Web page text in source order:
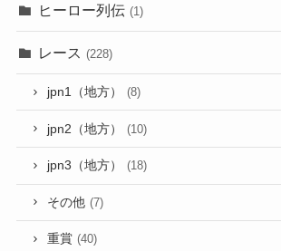
ヒーロー列伝 (1)
レース (228)
jpn1（地方） (8)
jpn2（地方） (10)
jpn3（地方） (18)
その他 (7)
重賞 (40)